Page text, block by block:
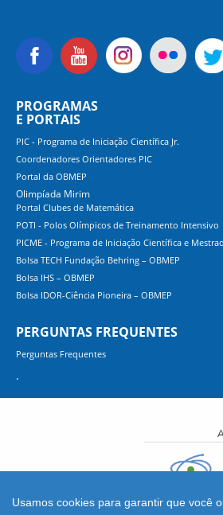
Usamos cookies para garantir que você
PROGRAMAS
E PORTAIS
PIC - Programa de Iniciação Científica Jr.
Coordenadores Orientadores PIC
Portal da OBMEP
Olimpíada Mirim
Portal Clubes de Matemática
POTI - Polos Olímpicos de Treinamento Intensivo
PICME - Programa de Iniciação Científica e
Bolsa TECH Fundação Behring – OBMEP
Bolsa IHS – OBMEP
Bolsa IDOR-Ciência Pioneira – OBMEP
PERGUNTAS FREQUENTES
Perguntas Frequentes
.